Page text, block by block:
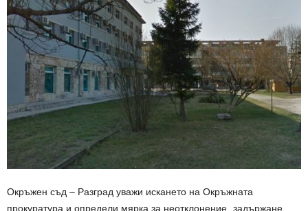
Окръжен съд – Разград уважи искането на Окръжната
прокуратура и определи мярка за неотклонение „задържане